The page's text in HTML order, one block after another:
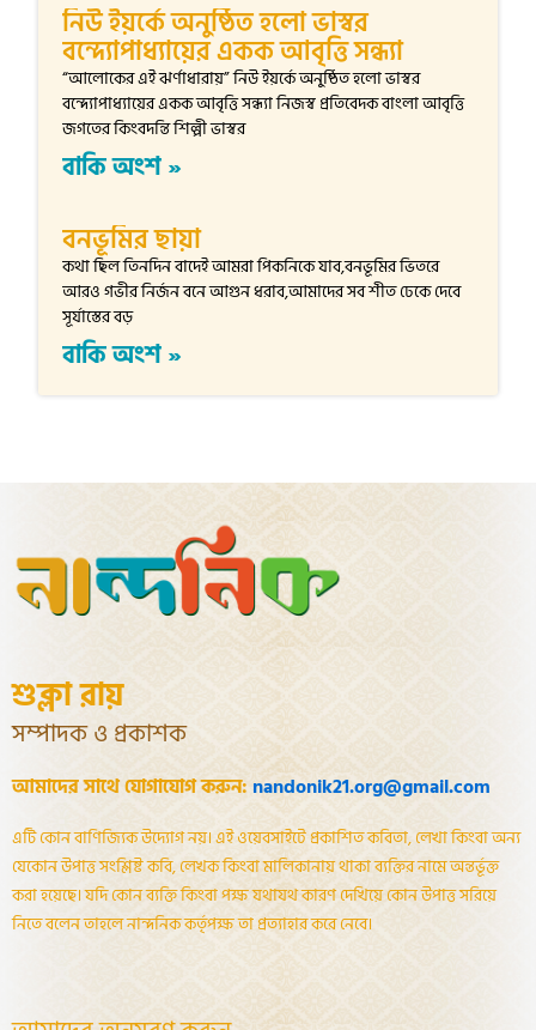
নিউ ইয়র্কে অনুষ্ঠিত হলো ভাস্বর
বন্দ্যোপাধ্যায়ের একক আবৃত্তি সন্ধ্যা
“আলোকের এই ঝর্ণাধারায়” নিউ ইয়র্কে অনুষ্ঠিত হলো ভাস্বর
বন্দ্যোপাধ্যায়ের একক আবৃত্তি সন্ধ্যা নিজস্ব প্রতিবেদক বাংলা আবৃত্তি
জগতের কিংবদন্তি শিল্পী ভাস্বর
বাকি অংশ »
বনভূমির ছায়া
কথা ছিল তিনদিন বাদেই আমরা পিকনিকে যাব,বনভূমির ভিতরে
আরও গভীর নির্জন বনে আগুন ধরাব,আমাদের সব শীত ঢেকে দেবে
সূর্যাস্তের বড়
বাকি অংশ »
শুক্লা রায়
সম্পাদক ও প্রকাশক
আমাদের সাথে যোগাযোগ করুন: nandonik21.org@gmail.com
এটি কোন বাণিজ্যিক উদ্যোগ নয়। এই ওয়েবসাইটে প্রকাশিত কবিতা, লেখা কিংবা অন্য
যেকোন উপাত্ত সংশ্লিষ্ট কবি, লেখক কিংবা মালিকানায় থাকা ব্যক্তির নামে অন্তর্ভূক্ত
করা হয়েছে। যদি কোন ব্যক্তি কিংবা পক্ষ যথাযথ কারণ দেখিয়ে কোন উপাত্ত সরিয়ে
নিতে বলেন তাহলে নান্দনিক কর্তৃপক্ষ তা প্রত্যাহার করে নেবে।